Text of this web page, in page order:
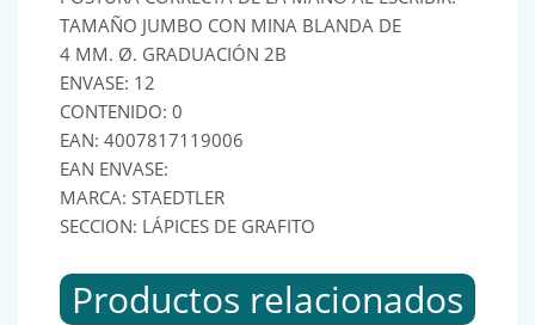
TAMAÑO JUMBO CON MINA BLANDA DE
4 MM. Ø. GRADUACIÓN 2B
ENVASE: 12
CONTENIDO: 0
EAN: 4007817119006
EAN ENVASE:
MARCA: STAEDTLER
SECCION: LÁPICES DE GRAFITO
Productos relacionados